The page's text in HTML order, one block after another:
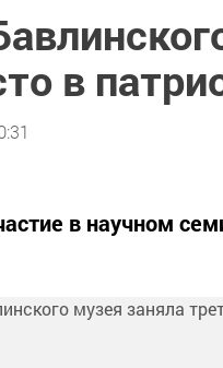
в
в научном